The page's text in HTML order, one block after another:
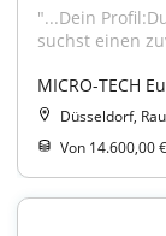
"...Dein
suchst einen
MICRO-TECH
Düsseldorf,
Von 14.600,00